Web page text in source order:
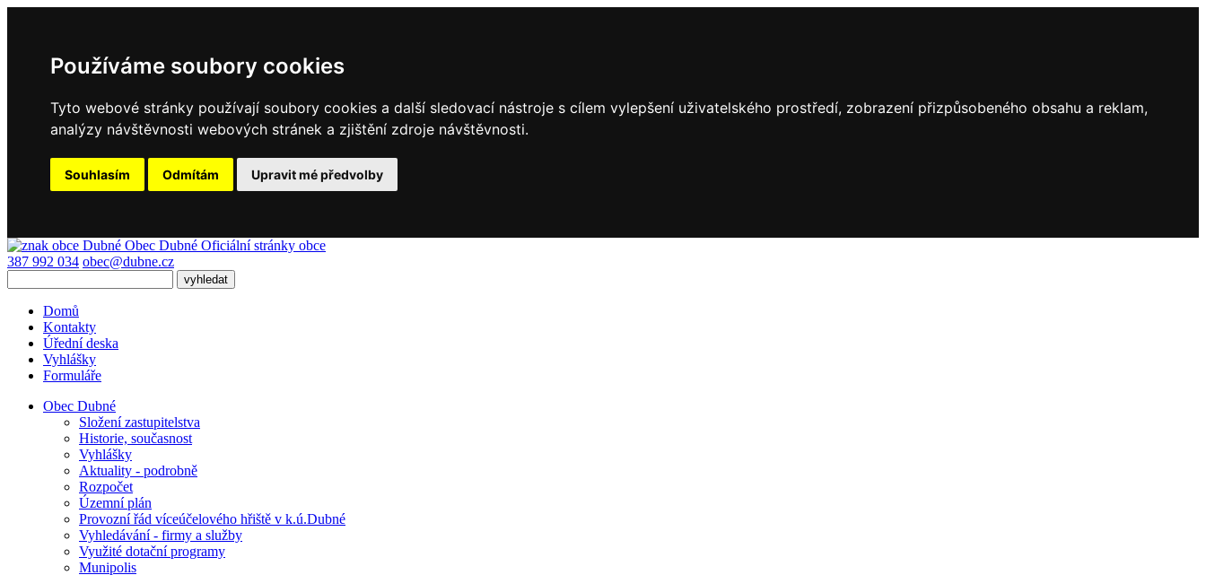
Používáme soubory cookies
Tyto webové stránky používají soubory cookies a další sledovací nástroje s cílem vylepšení uživatelského prostředí, zobrazení přizpůsobeného obsahu a reklam,
analýzy návštěvnosti webových stránek a zjištění zdroje návštěvnosti.
Souhlasím Odmítám Upravit mé předvolby
Obec Dubné Oficiální stránky obce
387 992 034 obec@dubne.cz
Domů
Kontakty
Úřední deska
Vyhlášky
Formuláře
Obec Dubné
Složení zastupitelstva
Historie, současnost
Vyhlášky
Aktuality - podrobně
Rozpočet
Územní plán
Provozní řád víceúčelového hřiště v k.ú.Dubné
Vyhledávání - firmy a služby
Využité dotační programy
Munipolis